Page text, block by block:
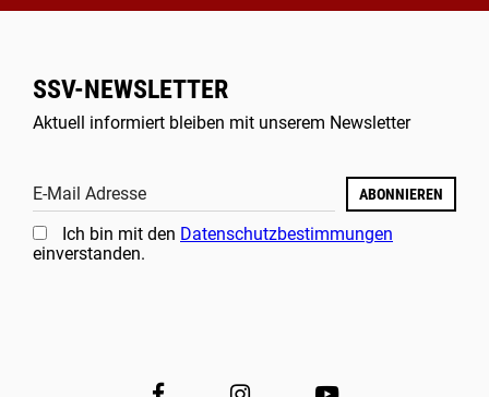
SSV-NEWSLETTER
Aktuell informiert bleiben mit unserem Newsletter
E-Mail Adresse ABONNIEREN
Ich bin mit den Datenschutzbestimmungen
einverstanden.